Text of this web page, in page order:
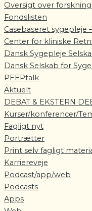
Oversigt over
Fondslisten
Casebaseret sygepleje
Center for kliniske
Dansk Sygepleje
Dansk Selskab for
PEEPtalk
Aktuelt
DEBAT & EKSTERN
Kurser/konferencer/
Fagligt nyt
Portrætter
Print selv fagligt
Karriereveje
Podcast/app/web
Podcasts
Apps